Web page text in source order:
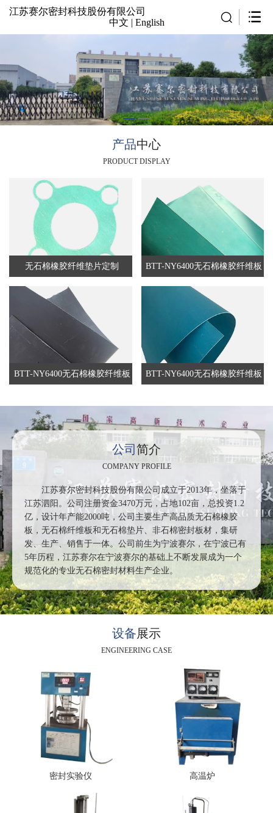
江苏赛尔密封科技股份有限公司
中文 | English
产品中心
PRODUCT DISPLAY
无石棉橡胶纤维垫片定制 BTT-NY6400无石棉橡胶纤维板
BTT-NY6400无石棉橡胶纤维板 BTT-NY6400无石棉橡胶纤维板
公司 简介
COMPANY PROFILE
江苏赛尔密封科技股份有限公司成立于2013年，坐落于
江苏泗阳。公司注册资金3470万元，占地102亩，总投资1.2
亿，设计年产能2000吨，公司主要生产高品质无石棉橡胶
板，无石棉纤维板和无石棉垫片、非石棉密封板材，集研
发、生产、销售于一体。公司前生为宁波赛尔，在宁波已有
5年历程，江苏赛尔在宁波赛尔的基础上不断发展成为一个
规范化的专业无石棉密封材料生产企业。
设备展示
ENGINEERING CASE
密封实验仪 高温炉